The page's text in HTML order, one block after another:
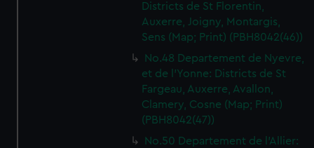
Districts de St Florentin,
Auxerre, Joigny, Montargis,
Sens (Map; Print) (PBH8042(46))
No.48 Departement de Nyevre,
et de l'Yonne: Districts de St
Fargeau, Auxerre, Avallon,
Clamery, Cosne (Map; Print)
(PBH8042(47))
No.50 Departement de l'Allier: